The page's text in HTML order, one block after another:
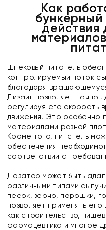
Как
бункерный
действия
Шнековый питатель
контролируемый поток
благодаря
Дизайн позволяет точно
регулируя его скорость
движения. Это особенно
материалами разной
Кроме того, питатель
обеспечения
соответствии с
Дозатор может быть
различными типами
песок, зерно, порошки,
позволяет применять его
как строительство,
фармацевтика и многое